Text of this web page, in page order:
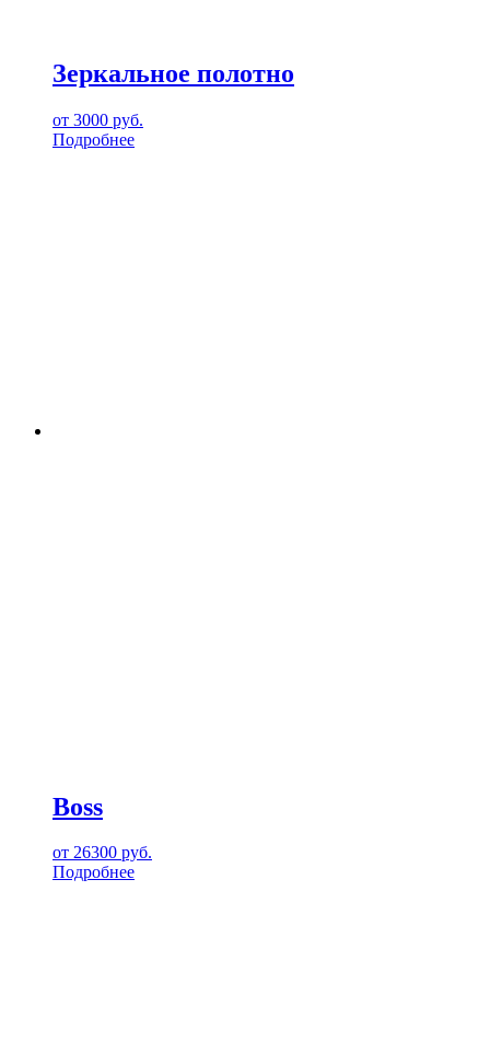
Зеркальное полотно
от 3000 руб.
Подробнее
Boss
от 26300 руб.
Подробнее